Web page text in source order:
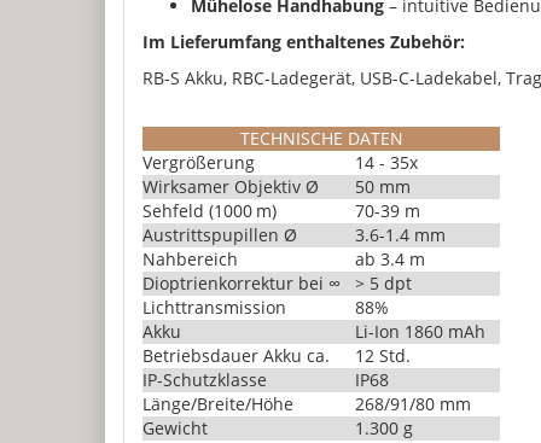
Mühelose Handhabung – intuitive
Im Lieferumfang enthaltenes Zubehör:
RB-S Akku, RBC-Ladegerät, USB-C-Ladekabel,
TECHNISCHE DATEN
Vergrößerung
14 - 35x
Wirksamer Objektiv Ø
50 mm
Sehfeld (1000 m)
70-39 m
Austrittspupillen Ø
3.6-1.4 mm
Nahbereich
ab 3.4 m
Dioptrienkorrektur bei ∞ > 5 dpt
Lichttransmission
88%
Akku
Li-Ion 1860 mAh
Betriebsdauer Akku ca.
12 Std.
IP-Schutzklasse
IP68
Länge/Breite/Höhe
268/91/80 mm
Gewicht
1.300 g